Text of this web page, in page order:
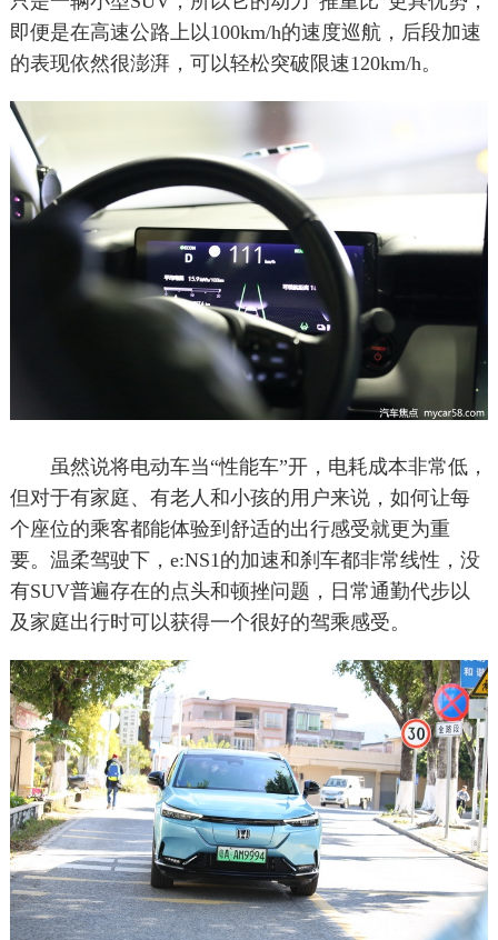
即便是在高速公路上以100km/h的速度巡航，后段加速
的表现依然很澎湃，可以轻松突破限速120km/h。
虽然说将电动车当“性能车”开，电耗成本非常低，
但对于有家庭、有老人和小孩的用户来说，如何让每
个座位的乘客都能体验到舒适的出行感受就更为重
要。温柔驾驶下，e:NS1的加速和刹车都非常线性，没
有SUV普遍存在的点头和顿挫问题，日常通勤代步以
及家庭出行时可以获得一个很好的驾乘感受。